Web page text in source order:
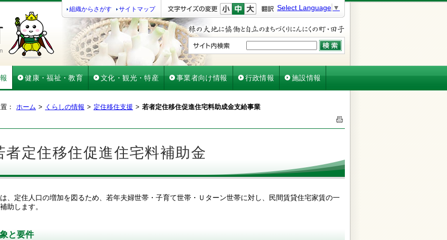
組織からさがす サイトマップ 文字を小さく
文字を元に戻す
文字を大きく
Select Language ▼
健康・福祉・教育 文化・観光・特産 事業者向け情報 行政情報 施設情報
： ホーム くらしの情報 定住移住支援 若者定住移住促進住宅料助成金支給事業
者定住移住促進住宅料補助金
、定住人口の増加を図るため、若年夫婦世帯・子育て世帯・Ｕターン世帯に対し、民間賃貸住宅家賃の一
助します。
と要件